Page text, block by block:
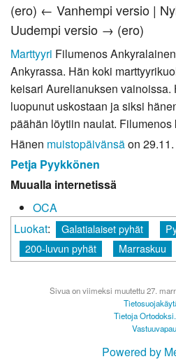
(ero) ← Vanhempi versio |
Uudempi versio → (ero)
Marttyyri Filumenos
Ankyrassa. Hän koki
keisari Aurelianuksen
luopunut uskostaan ja siksi
päähän löytiin naulat.
Hänen muistopäivänsäon 29.11.
Petja Pyykkönen
Muualla internetissä
OCA
Luokat: Galatialaiset pyhät
200-luvun pyhät
Marraskuu
Sivua on viimeksi muutettu 27.
Tietoja
Powered by